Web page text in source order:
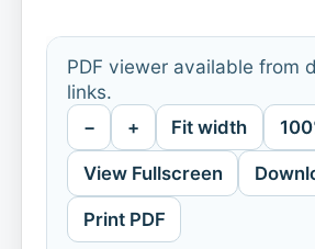
PDF viewer available from
links.
− + Fit width
View Fullscreen
Print PDF